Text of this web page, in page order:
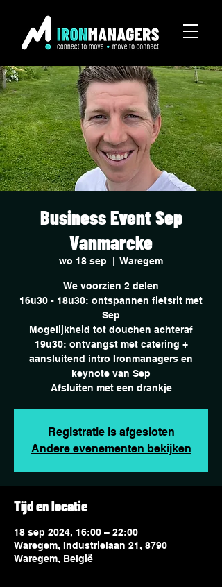
Business Event Sep
Vanmarcke
wo 18 sep
  |
Waregem
We voorzien 2 delen
16u30 - 18u30: ontspannen fietsrit met
Sep
Mogelijkheid tot douchen achteraf
19u30: ontvangst met catering +
aansluitend intro Ironmanagers en
keynote van Sep
Afsluiten met een drankje
Registratie is afgesloten
Andere evenementen bekijken
Tijd en locatie
18 sep 2024, 16:00 – 22:00
Waregem, Industrielaan 21, 8790
Waregem, België